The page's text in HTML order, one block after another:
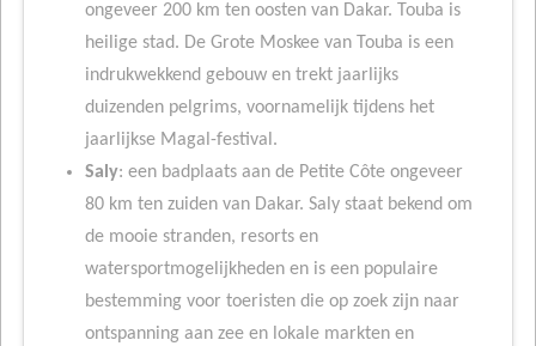
ongeveer 200 km ten oosten van Dakar. Touba is
heilige stad. De Grote Moskee van Touba is een
indrukwekkend gebouw en trekt jaarlijks
duizenden pelgrims, voornamelijk tijdens het
jaarlijkse Magal-festival.
Saly: een badplaats aan de Petite Côte ongeveer
80 km ten zuiden van Dakar. Saly staat bekend om
de mooie stranden, resorts en
watersportmogelijkheden en is een populaire
bestemming voor toeristen die op zoek zijn naar
ontspanning aan zee en lokale markten en